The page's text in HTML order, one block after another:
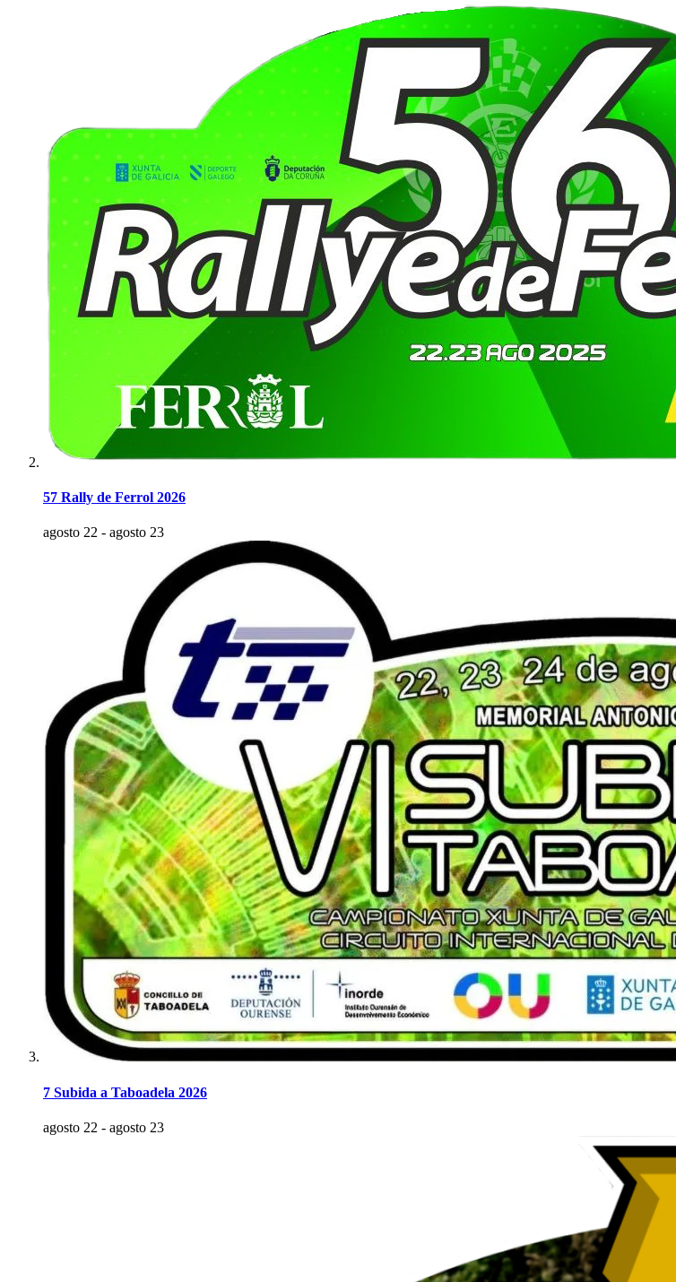
57 Rally de Ferrol 2026
agosto 22 - agosto 23
7 Subida a Taboadela 2026
agosto 22 - agosto 23